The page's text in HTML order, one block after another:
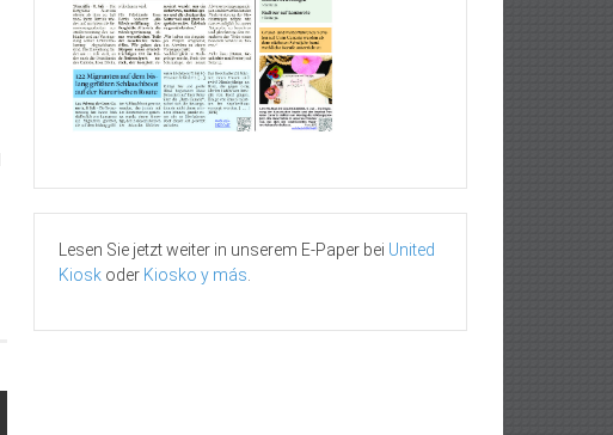
Lesen Sie jetzt weiter in unserem E-Paper bei United
Kiosk oder Kiosko y más